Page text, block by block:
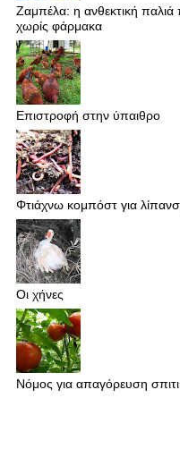
Ζαμπέλα: η ανθεκτική παλιά
χωρίς φάρμακα
Επιστροφή στην ύπαιθρο
Φτιάχνω κομπόστ για
Οι χήνες
Νόμος για απαγόρευση